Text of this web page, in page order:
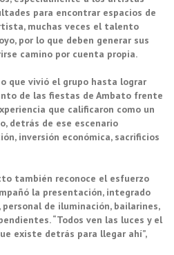
para encontrar espacios de
muchas veces el talento
por lo que deben generar sus
camino por cuenta propia.
que vivió el grupo hasta lograr
de las fiestas de Ambato frente
que calificaron como un
detrás de ese escenario
inversión económica, sacrificios
también reconoce el esfuerzo
la presentación, integrado
de iluminación, bailarines,
“Todos ven las luces y el
existe detrás para llegar ahí”,